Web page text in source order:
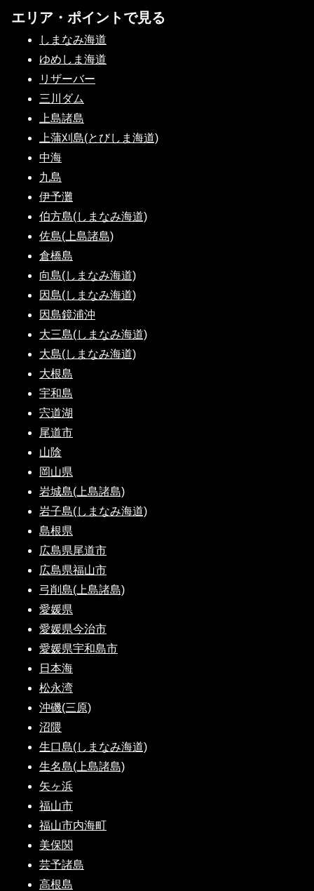
エリア・ポイントで見る
しまなみ海道
ゆめしま海道
リザーバー
三川ダム
上島諸島
上蒲刈島(とびしま海道)
中海
九島
伊予灘
伯方島(しまなみ海道)
佐島(上島諸島)
倉橋島
向島(しまなみ海道)
因島(しまなみ海道)
因島鏡浦沖
大三島(しまなみ海道)
大島(しまなみ海道)
大根島
宇和島
宍道湖
尾道市
山陰
岡山県
岩城島(上島諸島)
岩子島(しまなみ海道)
島根県
広島県尾道市
広島県福山市
弓削島(上島諸島)
愛媛県
愛媛県今治市
愛媛県宇和島市
日本海
松永湾
沖磯(三原)
沼隈
生口島(しまなみ海道)
生名島(上島諸島)
矢ヶ浜
福山市
福山市内海町
美保関
芸予諸島
高根島